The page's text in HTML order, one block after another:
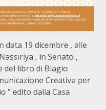
data 19 dicembre , alle
, in Senato ,
del libro di Biagio
Creativa per
” edito dalla Casa